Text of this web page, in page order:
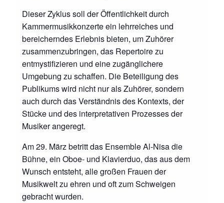
Dieser Zyklus soll der Öffentlichkeit durch
Kammermusikkonzerte ein lehrreiches und
bereicherndes Erlebnis bieten, um Zuhörer
zusammenzubringen, das Repertoire zu
entmystifizieren und eine zugänglichere
Umgebung zu schaffen. Die Beteiligung des
Publikums wird nicht nur als Zuhörer, sondern
auch durch das Verständnis des Kontexts, der
Stücke und des interpretativen Prozesses der
Musiker angeregt.
Am 29. März betritt das Ensemble Al-Nisa die
Bühne, ein Oboe- und Klavierduo, das aus dem
Wunsch entsteht, alle großen Frauen der
Musikwelt zu ehren und oft zum Schweigen
gebracht wurden.